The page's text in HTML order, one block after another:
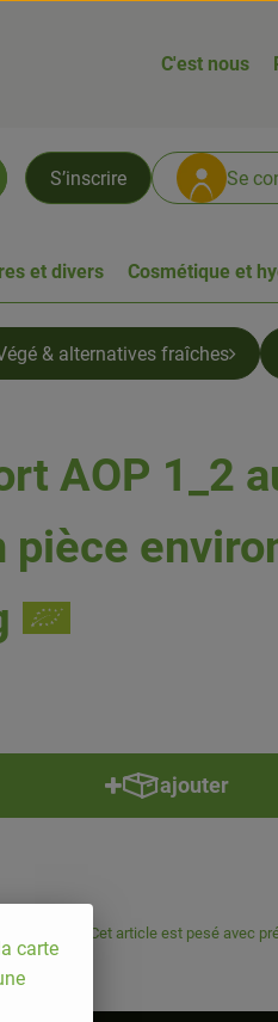
C'est nous
S’inscrire Se
et divers Cosmétique et
& alternatives fraîches
AOP 1_2
pièce
ajouter
Ajouter le
Cet article est pesé avec
carte